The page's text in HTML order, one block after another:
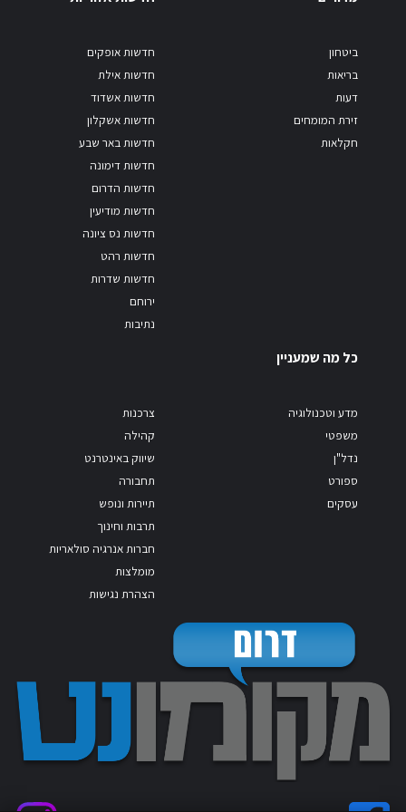
ביטחון
בריאות
דעות
זירת המומחים
חקלאות
חדשות אופקים
חדשות אילת
חדשות אשדוד
חדשות אשקלון
חדשות באר שבע
חדשות דימונה
חדשות הדרום
חדשות מודיעין
חדשות נס ציונה
חדשות רהט
חדשות שדרות
ירוחם
נתיבות
כל מה שמעניין
מדע וטכנולוגיה
משפטי
נדל"ן
ספורט
עסקים
צרכנות
קהילה
שיווק באינטרנט
תחבורה
תיירות ונופש
תרבות וחינוך
חברות אנרגיה סולאריות
מומלצות
הצהרת נגישות